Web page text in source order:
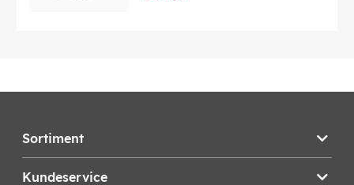
Sortiment
Kundeservice